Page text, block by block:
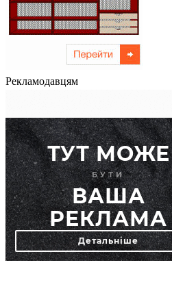
Рекламодавцям